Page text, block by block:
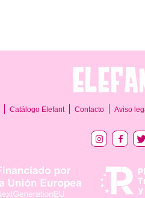
Catálogo Elefant Contacto Aviso